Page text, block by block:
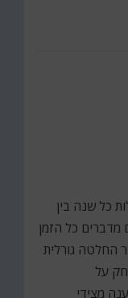
כל שנה בין
מדברים כל הזמן
החלטה גורלית
על
מצידי